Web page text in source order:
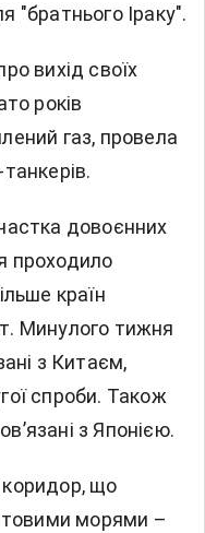
"братнього Іраку".
вихід своїх
років
газ, провела
довоєнних
проходило
країн
Минулого тижня
з Китаєм,
спроби. Також
з Японією.
коридор, що
морями –